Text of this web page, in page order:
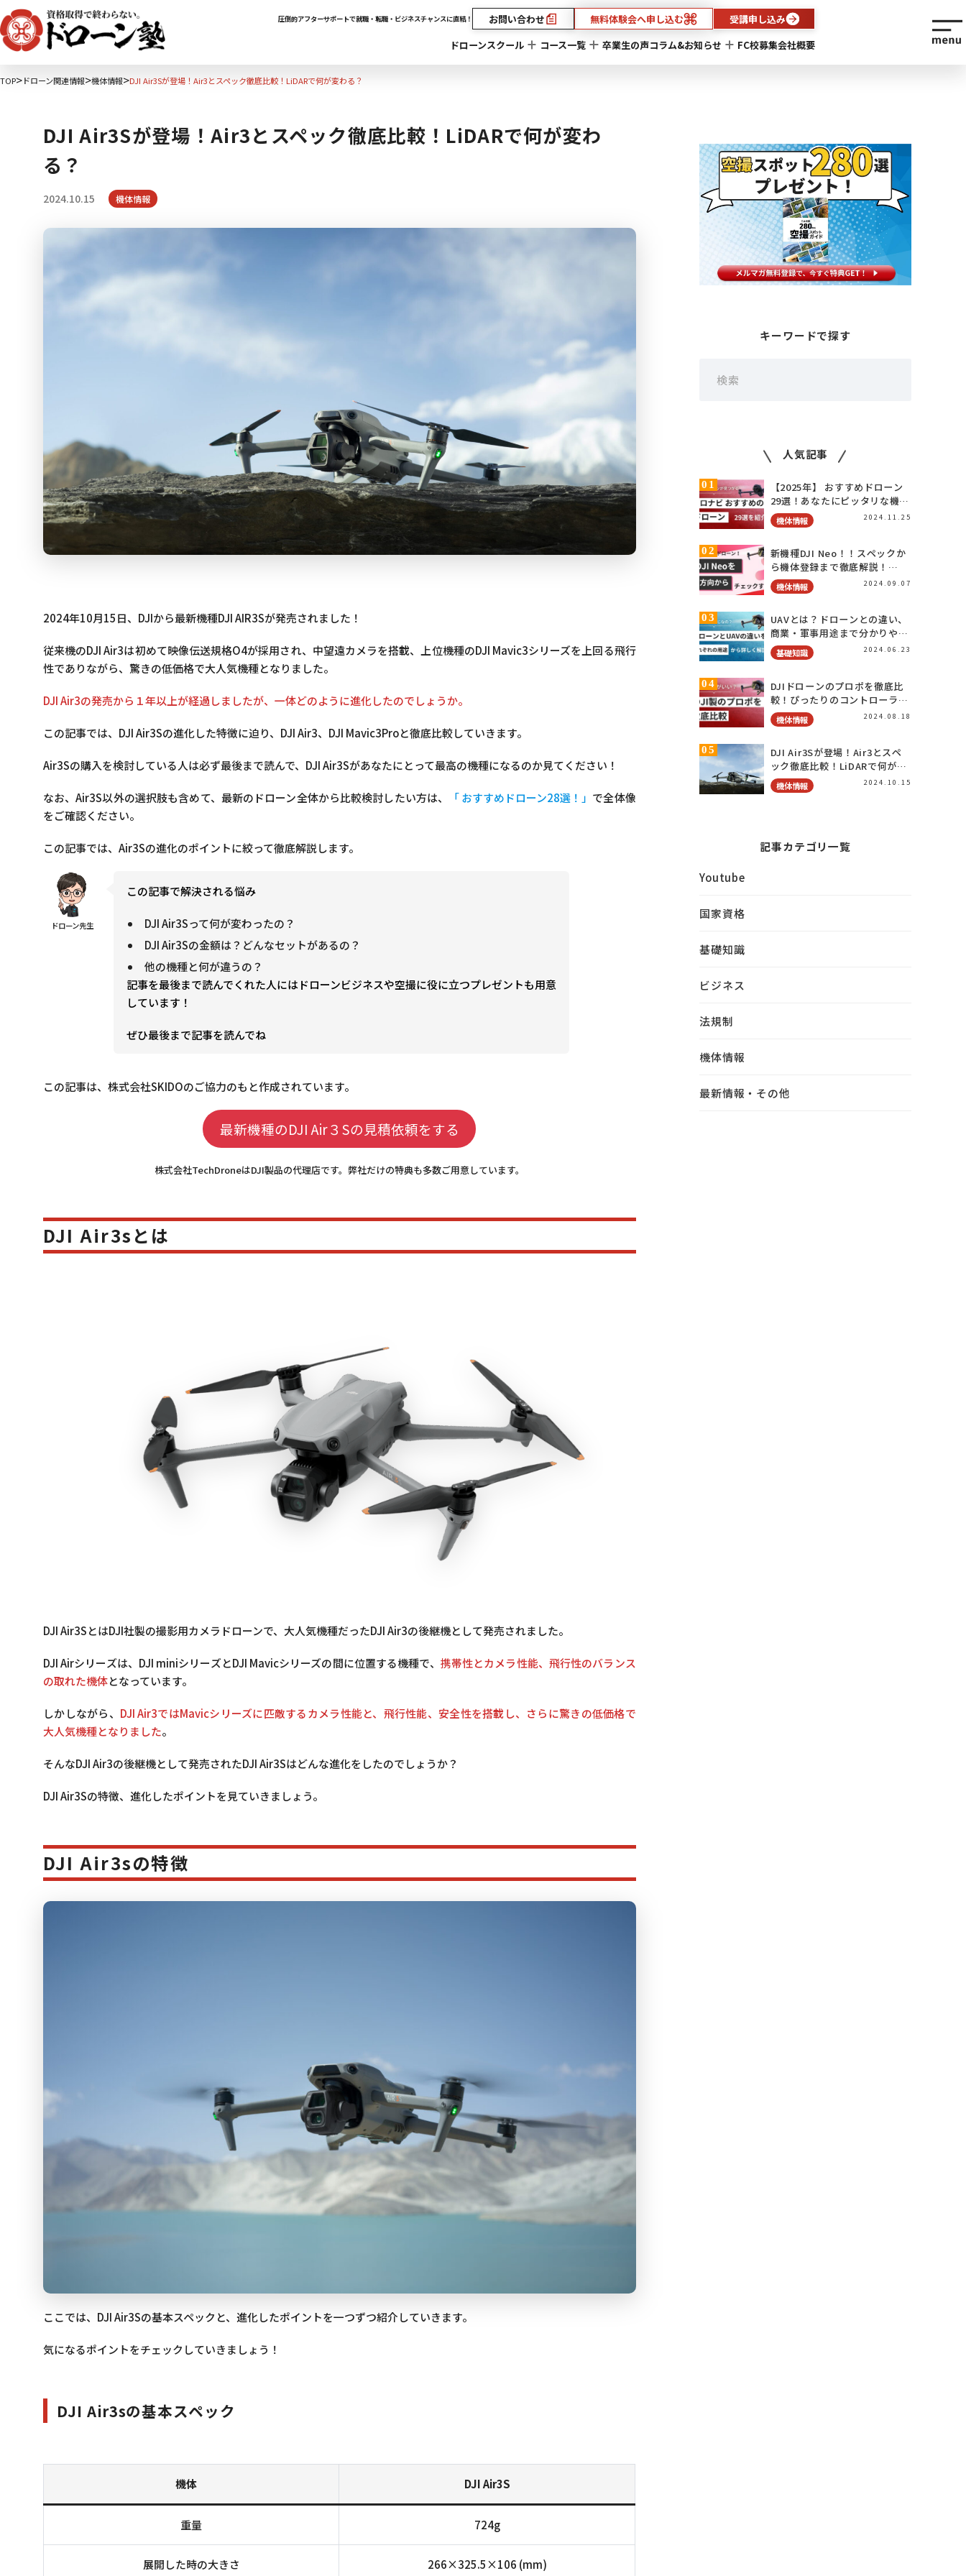
圧倒的アフターサポートで就職・転職・ビジネスチャンスに直結！ お問い合わせ 無料体験会へ申し込む
受講申し込み
ドローンスクール
コース一覧 卒業生の声コラム&お知らせ FC校募集会社概要
TOP ドローン関連情報 機体情報 DJI Air3Sが登場！Air3とスペック徹底比較！LiDARで何が変わる？
DJI Air3Sが登場！Air3とスペック徹底比較！LiDARで何が変わ
る？
2024.10.15 機体情報
2024年10月15日、DJIから最新機種DJI AIR3Sが発売されました！
従来機のDJI Air3は初めて映像伝送規格O4が採用され、中望遠カメラを搭載、上位機種のDJI Mavic3シリーズを上回る飛行
性でありながら、驚きの低価格で大人気機種となりました。
DJI Air3の発売から１年以上が経過しましたが、一体どのように進化したのでしょうか。
この記事では、DJI Air3Sの進化した特徴に迫り、DJI Air3、DJI Mavic3Proと徹底比較していきます。
Air3Sの購入を検討している人は必ず最後まで読んで、DJI Air3Sがあなたにとって最高の機種になるのか見てください！
なお、Air3S以外の選択肢も含めて、最新のドローン全体から比較検討したい方は、 「 おすすめドローン28選！」 で全体像
をご確認ください。
この記事では、Air3Sの進化のポイントに絞って徹底解説します。
ドローン先生
この記事で解決される悩み
DJI Air3Sって何が変わったの？
DJI Air3Sの金額は？どんなセットがあるの？
他の機種と何が違うの？
記事を最後まで読んでくれた人にはドローンビジネスや空撮に役に立つプレゼントも用意
しています！
ぜひ最後まで記事を読んでね
この記事は、 株式会社SKIDOのご協力のもと作成されています。
最新機種のDJI Air３Sの見積依頼をする
株式会社TechDroneはDJI製品の代理店です。弊社だけの特典も多数ご用意しています。
DJI Air3sとは
DJI Air3SとはDJI社製の撮影用カメラドローンで、大人気機種だったDJI Air3の後継機として発売されました。
DJI Airシリーズは、DJI miniシリーズとDJI Mavicシリーズの間に位置する機種で、 携帯性とカメラ性能、飛行性のバランス
の取れた機体となっています。
しかしながら、 DJI Air3ではMavicシリーズに匹敵するカメラ性能と、飛行性能、安全性を搭載し、さらに驚きの低価格で
大人気機種となりました。
そんなDJI Air3の後継機として発売されたDJI Air3Sはどんな進化をしたのでしょうか？
DJI Air3Sの特徴、進化したポイントを見ていきましょう。
DJI Air3sの特徴
ここでは、DJI Air3Sの基本スペックと、進化したポイントを一つずつ紹介していきます。
気になるポイントをチェックしていきましょう！
DJI Air3sの基本スペック
機体 DJI Air3S
重量 724g
展開した時の大きさ 266×325.5×106 (mm)
キーワードで探す
人気記事
【2025年】 おすすめドローン
29選！あなたにピッタリな機体
を紹介
機体情報 2024.11.25
新機種DJI Neo！！スペックか
ら機体登録まで徹底解説！
HOVERAirとの違いは？！
機体情報 2024.09.07
UAVとは？ドローンとの違い、
商業・軍事用途まで分かりやす
く解説
基礎知識 2024.06.23
DJIドローンのプロポを徹底比
較！ぴったりのコントローラー
を見つけよう！
機体情報 2024.08.18
DJI Air3Sが登場！Air3とスペ
ック徹底比較！LiDARで何が変
わる？
機体情報 2024.10.15
記事カテゴリ一覧
Youtube
国家資格
基礎知識
ビジネス
法規制
機体情報
最新情報・その他